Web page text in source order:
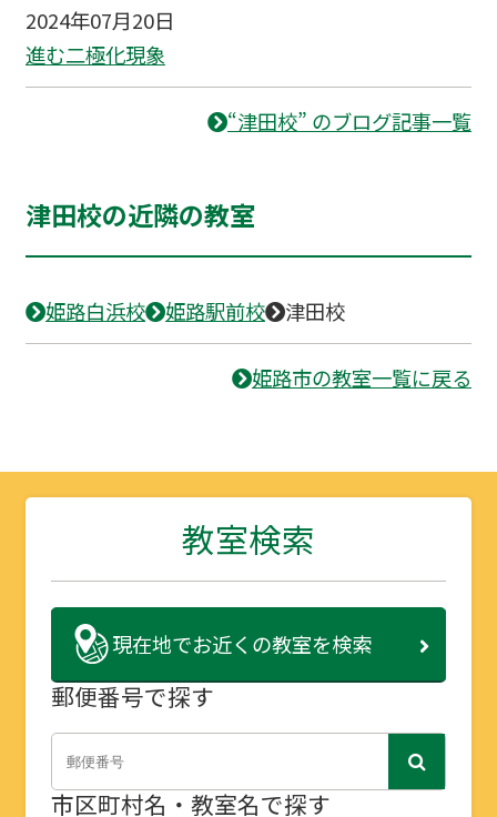
2024年07月20日
進む二極化現象
“津田校” のブログ記事一覧
津田校の近隣の教室
姫路白浜校 姫路駅前校 津田校
姫路市の教室一覧に戻る
教室検索
現在地でお近くの教室を検索
郵便番号で探す
市区町村名・教室名で探す